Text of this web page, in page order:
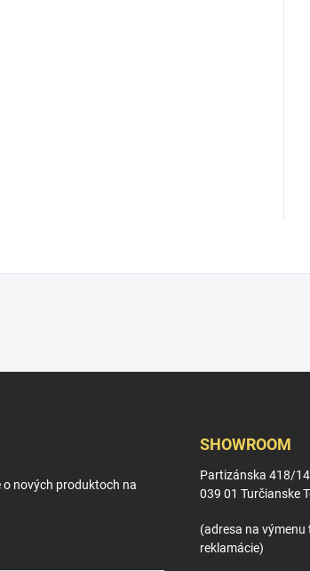
o nových produktoch na
SHOWROOM
Partizánska 418/14
039 01 Turčianske
(adresa na výmenu
reklamácie)